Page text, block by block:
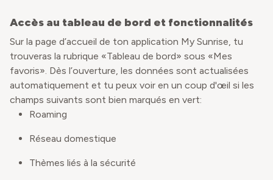
Accès au tableau de bord et fonctionnalités
Sur la page d’accueil de ton application My Sunrise, tu
trouveras la rubrique «Tableau de bord» sous «Mes
favoris». Dès l’ouverture, les données sont actualisées
automatiquement et tu peux voir en un coup d'œil si les
champs suivants sont bien marqués en vert:
Roaming
Réseau domestique
Thèmes liés à la sécurité